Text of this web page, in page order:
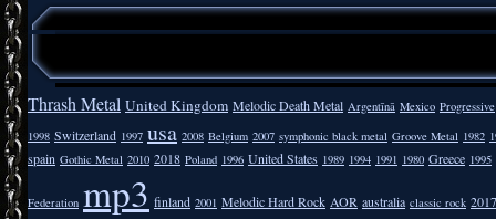
Thrash Metal United Kingdom Melodic Death Metal Argentīnā Mexico Progressive
1998 Switzerland 1997 usa 2008 Belgium 2007 symphonic black metal Groove Metal 1982
spain Gothic Metal 2010 2018 Poland 1996 United States 1989 1994 1991 1980 Greece 1995
Federation mp3 finland 2001 Melodic Hard Rock AOR australia classic rock 2017